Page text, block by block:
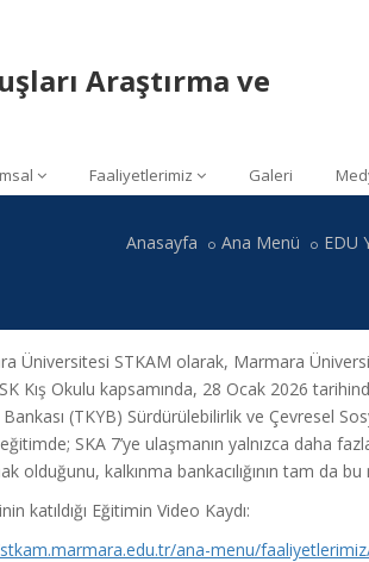
Araştırma ve
Faaliyetlerimiz Galeri
Anasayfa Ana Menü EDU
Üniversitesi STKAM olarak, Marmara
Kış Okulu kapsamında, 28 Ocak 2026
Bankası (TKYB) Sürdürülebilirlik ve Çevresel
SKA 7’ye ulaşmanın yalnızca daha
olduğunu, kalkınma bankacılığının tam da
katıldığı Eğitimin Video Kaydı:
ana-menu/